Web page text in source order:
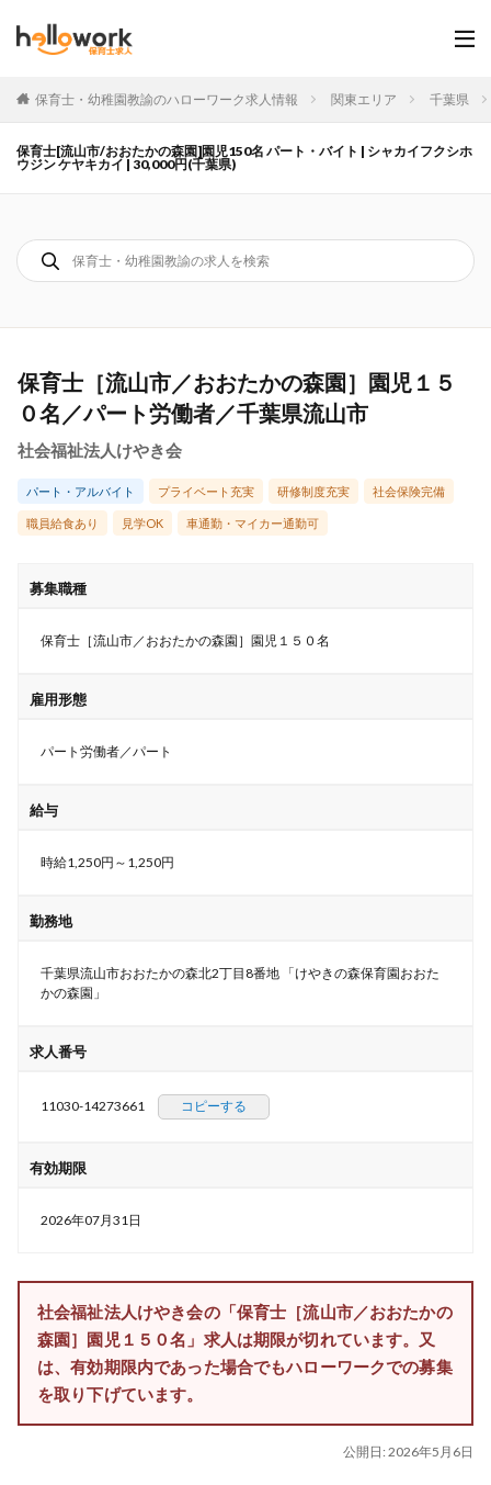
保育士・幼稚園教諭のハローワーク求人情報 関東エリア 千葉県
保育士[流山市/おおたかの森園]園児150名 パート・バイト | シャカイフクシホ
ウジン ケヤキカイ | 30,000円(千葉県)
保育士［流山市／おおたかの森園］園児１５
０名／パート労働者／千葉県流山市
社会福祉法人けやき会
パート・アルバイト プライベート充実 研修制度充実 社会保険完備
職員給食あり 見学OK 車通勤・マイカー通勤可
募集職種
保育士［流山市／おおたかの森園］園児１５０名
雇用形態
パート労働者／パート
給与
時給1,250円～1,250円
勤務地
千葉県流山市おおたかの森北2丁目8番地 「けやきの森保育園おおた
かの森園」
求人番号
11030-14273661 コピーする
有効期限
2026年07月31日
社会福祉法人けやき会の「保育士［流山市／おおたかの
森園］園児１５０名」求人は期限が切れています。又
は、有効期限内であった場合でもハローワークでの募集
を取り下げています。
公開日: 2026年5月6日